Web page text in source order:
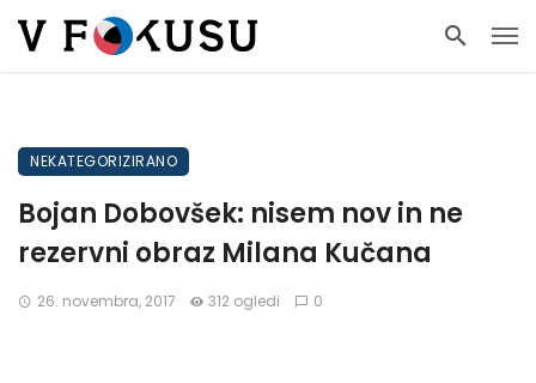
NEKATEGORIZIRANO
Bojan Dobovšek: nisem nov in ne
rezervni obraz Milana Kučana
26. novembra, 2017 312 ogledi 0